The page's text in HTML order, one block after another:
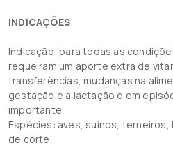
INDICAÇÕES
Indicação: para todas as
requeiram um aporte extra de
transferências, mudanças na
gestação e a lactação e em
importante.
Espécies: aves, suínos,
de corte.